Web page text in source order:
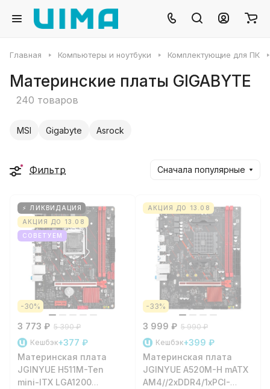
Главная Компьютеры и ноутбуки Комплектующие для ПК
Материнские платы GIGABYTE
240 товаров
MSI Gigabyte Asrock
Фильтр Сначала популярные
⚡ ЛИКВИДАЦИЯ
АКЦИЯ ДО 13.08
СОВЕТУЕМ
-30%
3 773 ₽ 5 390 ₽
Кешбэк+377 ₽
Материнская плата
JGINYUE H511M-Ten
mini-ITX LGA1200
АКЦИЯ ДО 13.08
-33%
3 999 ₽ 5 990 ₽
Кешбэк+399 ₽
Материнская плата
JGINYUE A520M-H mATX
AM4//2xDDR4/1xPCI-